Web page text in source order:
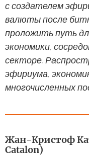
с создателем
валюты после
проложить путь
экономики,
секторе.
эфириума,
многочисленных
Жан-Кристоф
Catalon)